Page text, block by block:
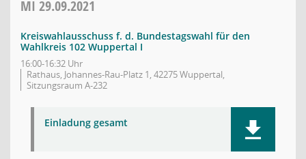
MI 29.09.2021
Kreiswahlausschuss f. d. Bundestagswahl für den
Wahlkreis 102 Wuppertal I
16:00-16:32 Uhr
Rathaus, Johannes-Rau-Platz 1, 42275 Wuppertal,
Sitzungsraum A-232
Einladung gesamt